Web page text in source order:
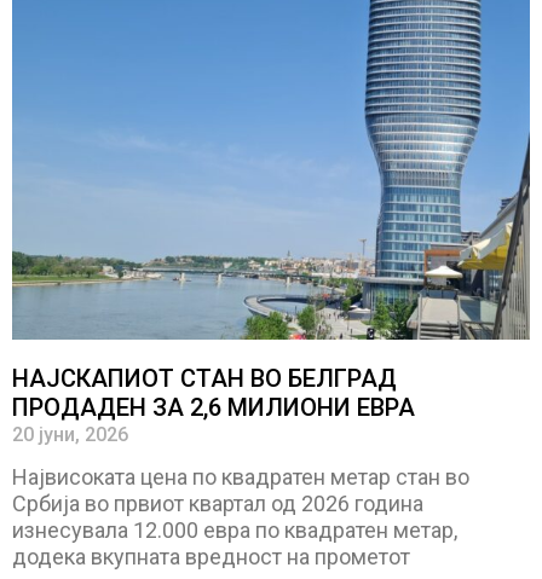
НАЈСКАПИОТ СТАН ВО БЕЛГРАД
ПРОДАДЕН ЗА 2,6 МИЛИОНИ ЕВРА
20 јуни, 2026
Највисоката цена по квадратен метар стан во
Србија во првиот квартал од 2026 година
изнесувала 12.000 евра по квадратен метар,
додека вкупната вредност на прометот